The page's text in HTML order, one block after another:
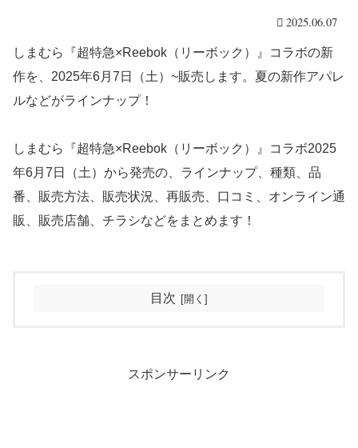
2025.06.07
しまむら『超特急×Reebok（リーボック）』コラボの新
作を、2025年6月7日（土）~販売します。夏の新作アパレ
ルなどがラインナップ！
しまむら『超特急×Reebok（リーボック）』コラボ2025
年6月7日（土）から発売の、ラインナップ、種類、品
番、販売方法、販売状況、再販売、口コミ、オンライン通
販、販売店舗、チラシなどをまとめます！
目次
スポンサーリンク